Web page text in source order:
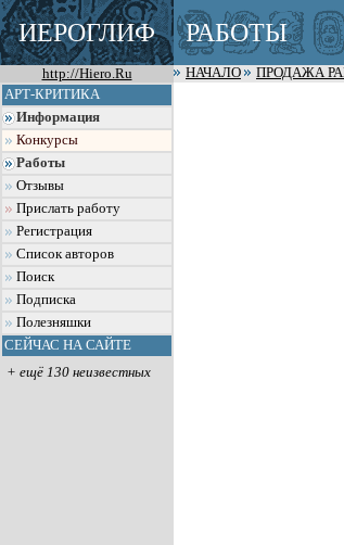
ИЕРОГЛИФ РАБОТЫ
http://Hiero.Ru НАЧАЛО ПРОДАЖА
АРТ-КРИТИКА
Информация
Конкурсы
Работы
Отзывы
Прислать работу
Регистрация
Список авторов
Поиск
Подписка
Полезняшки
СЕЙЧАС НА САЙТЕ
+ ещё 130 неизвестных